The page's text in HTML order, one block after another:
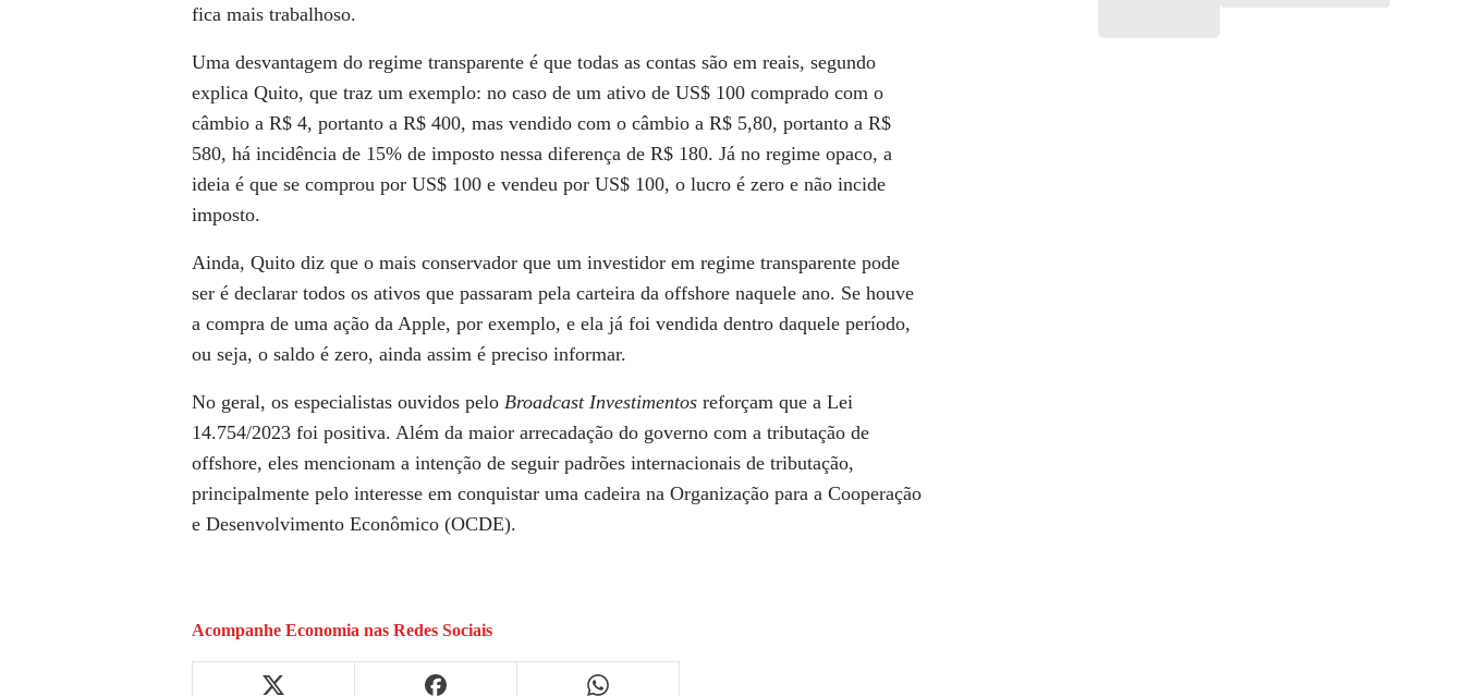
fica mais trabalhoso.
Uma desvantagem do regime transparente é que todas as contas são em reais, segundo
explica Quito, que traz um exemplo: no caso de um ativo de US$ 100 comprado com o
câmbio a R$ 4, portanto a R$ 400, mas vendido com o câmbio a R$ 5,80, portanto a R$
580, há incidência de 15% de imposto nessa diferença de R$ 180. Já no regime opaco, a
ideia é que se comprou por US$ 100 e vendeu por US$ 100, o lucro é zero e não incide
imposto.
Ainda, Quito diz que o mais conservador que um investidor em regime transparente pode
ser é declarar todos os ativos que passaram pela carteira da offshore naquele ano. Se houve
a compra de uma ação da Apple, por exemplo, e ela já foi vendida dentro daquele período,
ou seja, o saldo é zero, ainda assim é preciso informar.
No geral, os especialistas ouvidos pelo Broadcast Investimentos reforçam que a Lei
14.754/2023 foi positiva. Além da maior arrecadação do governo com a tributação de
offshore, eles mencionam a intenção de seguir padrões internacionais de tributação,
principalmente pelo interesse em conquistar uma cadeira na Organização para a Cooperação
e Desenvolvimento Econômico (OCDE).
Acompanhe Economia nas Redes Sociais